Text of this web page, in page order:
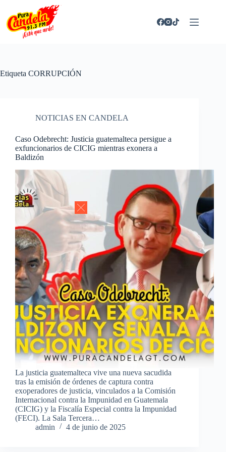
contenido
Etiqueta CORRUPCIÓN
NOTICIAS EN CANDELA
Caso Odebrecht: Justicia guatemalteca persigue a
exfuncionarios de CICIG mientras exonera a
Baldizón
La justicia guatemalteca vive una nueva sacudida
tras la emisión de órdenes de captura contra
exoperadores de justicia, vinculados a la Comisión
Internacional contra la Impunidad en Guatemala
(CICIG) y la Fiscalía Especial contra la Impunidad
(FECI). La Sala Tercera…
admin
4 de junio de 2025